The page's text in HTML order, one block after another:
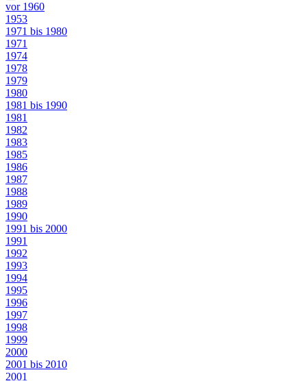
vor 1960
1953
1971 bis 1980
1971
1974
1978
1979
1980
1981 bis 1990
1981
1982
1983
1985
1986
1987
1988
1989
1990
1991 bis 2000
1991
1992
1993
1994
1995
1996
1997
1998
1999
2000
2001 bis 2010
2001